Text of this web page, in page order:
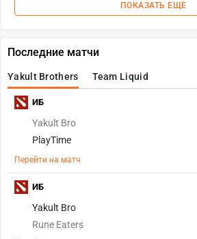
ПОКАЗАТЬ ЕЩЕ
Последние матчи
Yakult Brothers Team Liquid
Yakult Bro
PlayTime
Перейти на матч
ИБ
Yakult Bro
Rune Eaters
ИБ